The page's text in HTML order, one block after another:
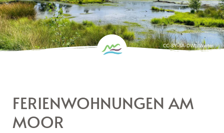
CC-BY-SA-DWL/Winter
FERIENWOHNUNGEN AM
MOOR